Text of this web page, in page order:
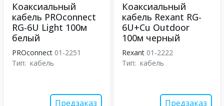
Коаксиальный
кабель PROconnect
RG-6U Light 100м
белый
PROconnect 01-2251
Тип: кабель
Предзаказ
Коаксиальный
кабель Rexant RG-
6U+Cu Outdoor
100м черный
Rexant 01-2222
Тип: кабель
Предзаказ